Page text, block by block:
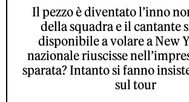
Il pezzo è diventato l’inno
della squadra e il cantante
disponibile a volare a New
nazionale riuscisse
sparata? Intanto si fanno
sul tour